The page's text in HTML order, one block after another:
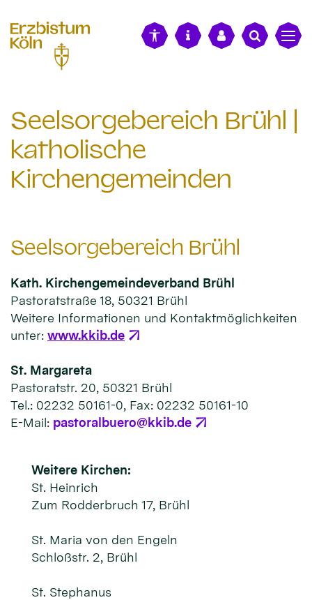
Seelsorgebereich Brühl |
katholische
Kirchengemeinden
Seelsorgebereich Brühl
Kath. Kirchengemeindeverband Brühl
Pastoratstraße 18, 50321 Brühl
Weitere Informationen und Kontaktmöglichkeiten
unter: www.kkib.de
St. Margareta
Pastoratstr. 20, 50321 Brühl
Tel.: 02232 50161-0, Fax: 02232 50161-10
E-Mail: pastoralbuero@kkib.de
Weitere Kirchen:
St. Heinrich
Zum Rodderbruch 17, Brühl
St. Maria von den Engeln
Schloßstr. 2, Brühl
St. Stephanus